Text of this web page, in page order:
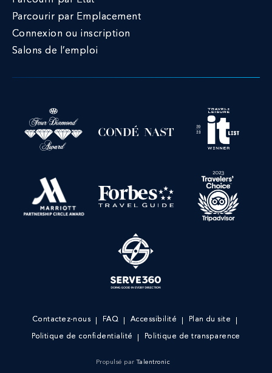
Parcourir par Emplacement
Connexion ou inscription
Salons de l’emploi
Contactez-nous FAQ Accessibilité Plan du site
Politique de confidentialité Politique de transparence
Propulsé parTalentronic